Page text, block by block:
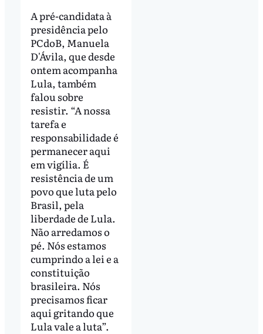
A pré-candidata à
presidência pelo
PCdoB, Manuela
D'Ávila, que desde
ontem acompanha
Lula, também
falou sobre
resistir. “A nossa
tarefa e
responsabilidade é
permanecer aqui
em vigília. É
resistência de um
povo que luta pelo
Brasil, pela
liberdade de Lula.
Não arredamos o
pé. Nós estamos
cumprindo a lei e a
constituição
brasileira. Nós
precisamos ficar
aqui gritando que
Lula vale a luta”.